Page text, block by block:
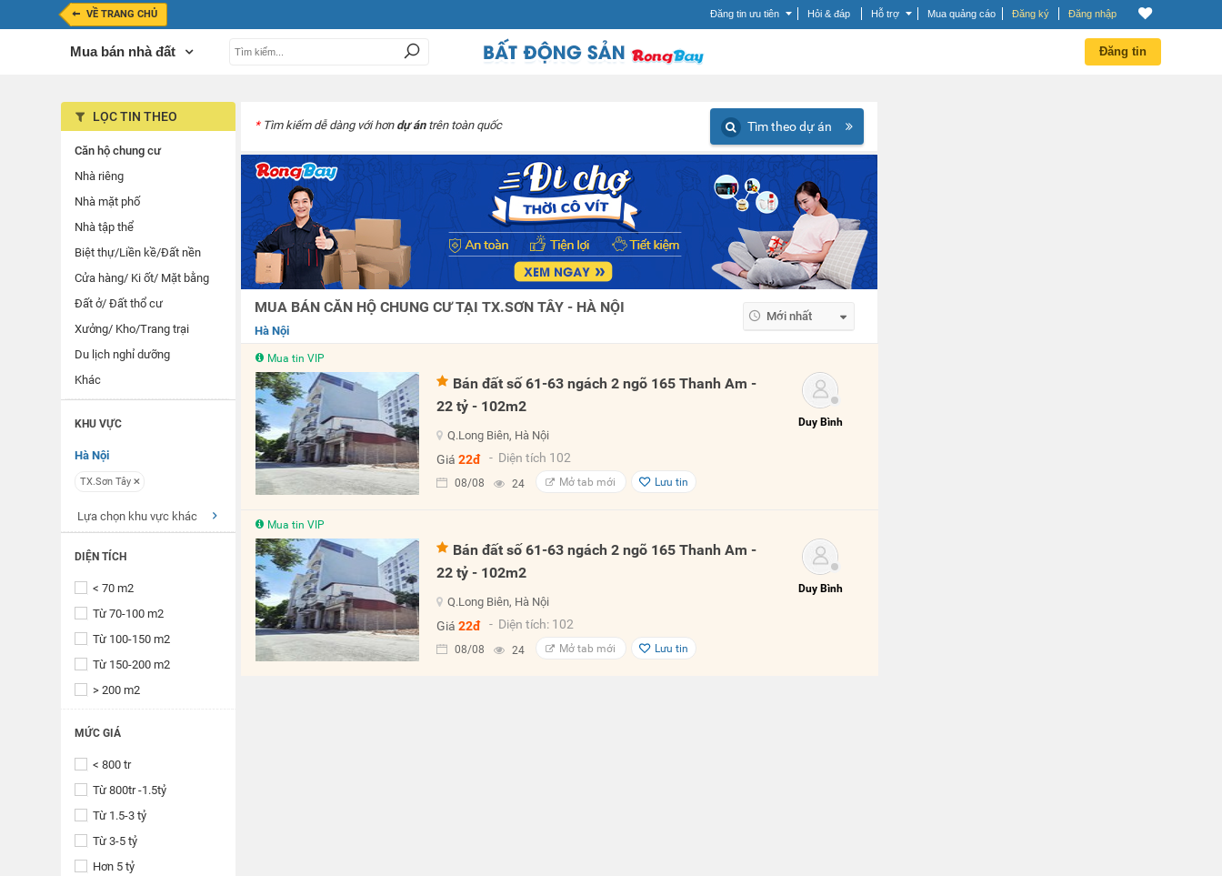
VỀ TRANG CHỦ Đăng tin ưu tiên Hỏi & đáp Hỗ trợ Mua quảng cáo Đăng ký Đăng nhập
Mua bán nhà đất Đăng tin
LỌC TIN THEO
Căn hộ chung cư
Nhà riêng
Nhà mặt phố
Nhà tập thể
Biệt thự/Liền kề/Đất nền
Cửa hàng/ Ki ốt/ Mặt bằng
Đất ở/ Đất thổ cư
Xưởng/ Kho/Trang trại
Du lịch nghỉ dưỡng
Khác
KHU VỰC
Hà Nội
TX.Sơn Tây
Lựa chọn khu vực khác
DIỆN TÍCH
< 70 m2
Từ 70-100 m2
Từ 100-150 m2
Từ 150-200 m2
> 200 m2
MỨC GIÁ
< 800 tr
Từ 800tr -1.5tỷ
Từ 1.5-3 tỷ
Từ 3-5 tỷ
Hơn 5 tỷ
* Tìm kiếm dễ dàng với hơn dự án trên toàn quốc Tìm theo dự án
MUA BÁN CĂN HỘ CHUNG CƯ TẠI TX.SƠN TÂY - HÀ NỘI
Hà Nội
Mới nhất
Giá tăng dần
Giá giảm dần
Mua tin VIP
Bán đất số 61-63 ngách 2 ngõ 165 Thanh Am -
22 tỷ - 102m2
Q.Long Biên, Hà Nội
Giá 22đ - Diện tích 102
08/08 24 Mở tab mới Lưu tin
Duy Bình
Mua tin VIP
Bán đất số 61-63 ngách 2 ngõ 165 Thanh Am -
22 tỷ - 102m2
Q.Long Biên, Hà Nội
Giá 22đ - Diện tích: 102
08/08 24 Mở tab mới Lưu tin
Duy Bình